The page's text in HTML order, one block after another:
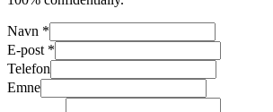
Navn *
E-post *
Telefon
Emne